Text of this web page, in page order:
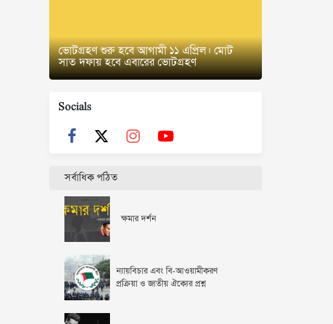
ভোটগ্রহণ শুরু হবে আগামী ১১ এপ্রিল। মোট
সাত দফায় হবে এবারের ভোটগ্রহণ
Socials
সর্বাধিক পঠিত
ক্ষমার দর্শন
ন্যায়বিচার এবং বি-আওয়ামীকরণ
প্রক্রিয়া ও জাতীয় ঐক্যের প্রশ্ন